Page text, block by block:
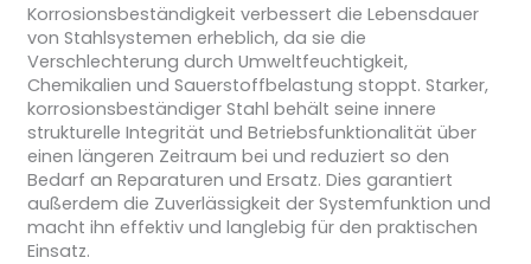
Korrosionsbeständigkeit verbessert die Lebensdauer
von Stahlsystemen erheblich, da sie die
Verschlechterung durch Umweltfeuchtigkeit,
Chemikalien und Sauerstoffbelastung stoppt. Starker,
korrosionsbeständiger Stahl behält seine innere
strukturelle Integrität und Betriebsfunktionalität über
einen längeren Zeitraum bei und reduziert so den
Bedarf an Reparaturen und Ersatz. Dies garantiert
außerdem die Zuverlässigkeit der Systemfunktion und
macht ihn effektiv und langlebig für den praktischen
Einsatz.